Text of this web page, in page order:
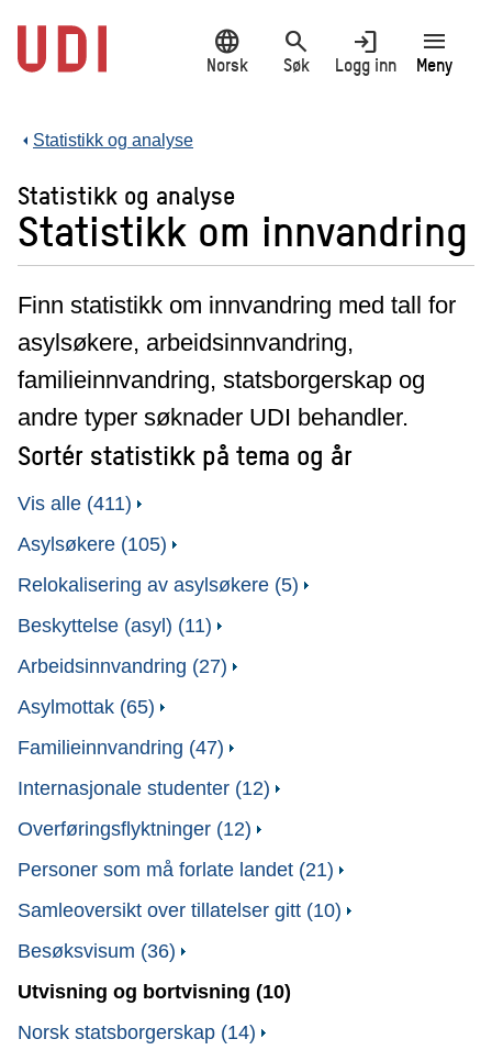
hovedinnhold
language
Norsk
search
Søk
login
Logg inn
menu
Meny
Statistikk og analyse
Statistikk og analyse
Statistikk om innvandring
Finn statistikk om innvandring med tall for
asylsøkere, arbeidsinnvandring,
familieinnvandring, statsborgerskap og
andre typer søknader UDI behandler.
Sortér statistikk på tema og år
Vis alle (411)
Asylsøkere (105)
Relokalisering av asylsøkere (5)
Beskyttelse (asyl) (11)
Arbeidsinnvandring (27)
Asylmottak (65)
Familieinnvandring (47)
Internasjonale studenter (12)
Overføringsflyktninger (12)
Personer som må forlate landet (21)
Samleoversikt over tillatelser gitt (10)
Besøksvisum (36)
Utvisning og bortvisning (10)
Norsk statsborgerskap (14)